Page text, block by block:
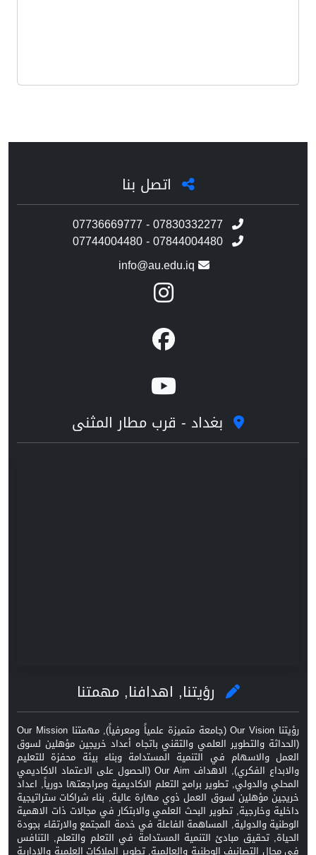
اتصل بنا
07736669777 - 07830332277
07744004480 - 07844004480
info@au.edu.iq
بغداد - قرب مطار المثنى
رؤيتنا, اهدافنا, مهمتنا
رؤيتنا Our Vision (جامعة متميزة علمياً ومعرفياً), مهمتنا Our Mission
(الحداثة والتطوير العلمي والتقني باتجاه أعداد خريجين مؤهلين لسوق
العمل والاسهام في التنمية المستدامة وبناء بيئة محفزة للتعليم
والابداع الفكري), الاهداف Our Aim (الحصول على الاعتماد الاكاديمي
المحلي والدولي, تطوير برامج التعلم الاكاديمية ومراجعتها دورياً, اعداد
خريجين مؤهلين لسوق العمل ذوي مهارة عالية, بناء شراكات ستراتيجية
داخلية وخارجية, تطوير البحث العلمي والابتكار في مجالات ذات الاهمية
الوطنية والدولية, المساهمة الفاعلة في خدمة المجتمع والارتقاء بجودة
الحياة, تحقيق مبادئ التنمية المستدامة في التعلم والتعلم, التنافس
في مجال التصانيف الوطنية والعالمية, تطوير الملاكات العلمية والادارية